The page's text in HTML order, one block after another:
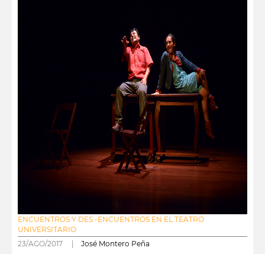
ENCUENTROS Y DES -ENCUENTROS EN EL TEATRO
UNIVERSITARIO
23/AGO/2017 | José Montero Peña